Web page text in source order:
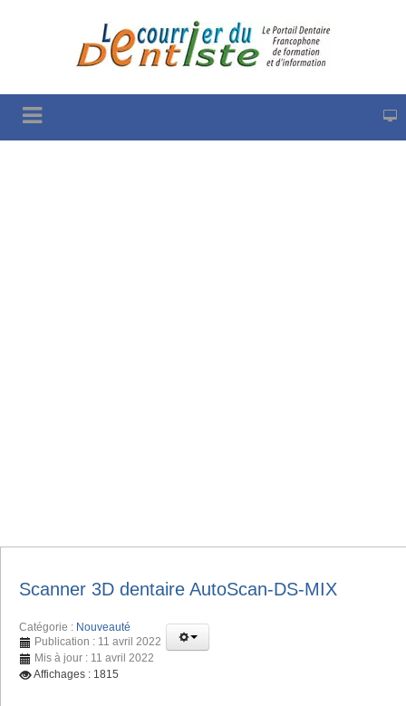
Scanner 3D dentaire AutoScan-DS-MIX
Catégorie : Nouveauté
Publication : 11 avril 2022
Mis à jour : 11 avril 2022
Affichages : 1815